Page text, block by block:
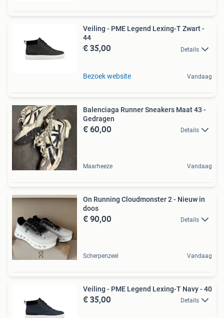
Veiling - PME Legend Lexing-T Zwart -
44
€ 35,00 Details
Bezoek website Vandaag
Balenciaga Runner Sneakers Maat 43 -
Gedragen
€ 60,00 Details
Maarheeze Vandaag
On Running Cloudmonster 2 - Nieuw in
doos
€ 90,00 Details
Scherpenzeel Vandaag
Veiling - PME Legend Lexing-T Navy - 40
€ 35,00 Details